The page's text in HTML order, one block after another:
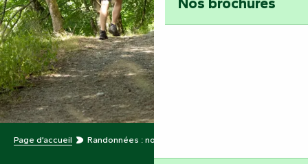
Page d’accueil Randonnées : nos chemins de traverse